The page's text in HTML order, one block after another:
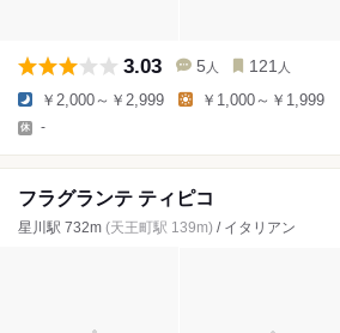
3.03 5 人 121 人
￥2,000～￥2,999 ￥1,000～￥1,999
-
フラグランテ ティピコ
星川駅 732m (天王町駅 139m) / イタリアン